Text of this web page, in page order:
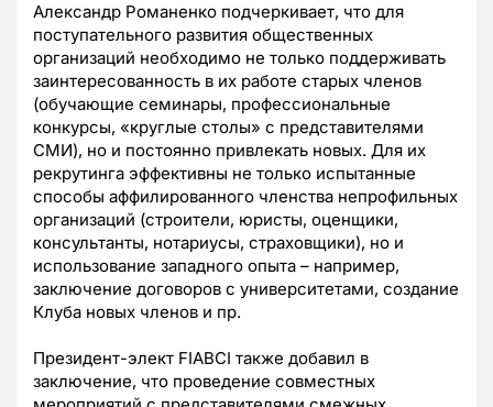
Александр Романенко подчеркивает, что для
поступательного развития общественных
организаций необходимо не только поддерживать
заинтересованность в их работе старых членов
(обучающие семинары, профессиональные
конкурсы, «круглые столы» с представителями
СМИ), но и постоянно привлекать новых. Для их
рекрутинга эффективны не только испытанные
способы аффилированного членства непрофильных
организаций (строители, юристы, оценщики,
консультанты, нотариусы, страховщики), но и
использование западного опыта – например,
заключение договоров с университетами, создание
Клуба новых членов и пр.
Президент-элект FIABCI также добавил в
заключение, что проведение совместных